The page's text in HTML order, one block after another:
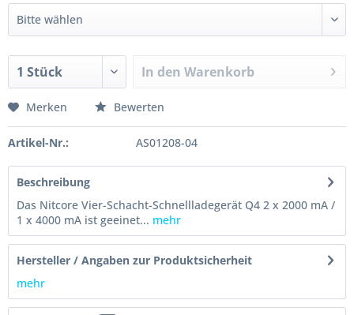
In den Warenkorb
Merken Bewerten
Artikel-Nr.: AS01208-04
Beschreibung
Das Nitcore Vier-Schacht-Schnellladegerät Q4 2 x 2000 mA /
1 x 4000 mA ist geeinet... mehr
Hersteller / Angaben zur Produktsicherheit
mehr